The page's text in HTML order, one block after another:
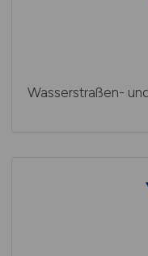
Wasserstraßen-